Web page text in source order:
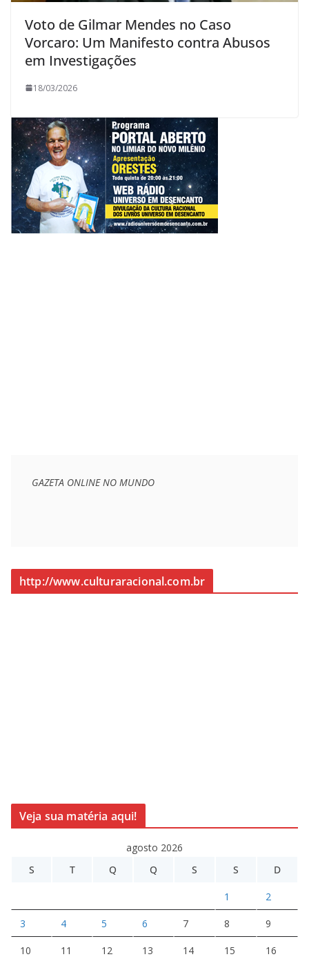
Voto de Gilmar Mendes no Caso
Vorcaro: Um Manifesto contra Abusos
em Investigações
18/03/2026
GAZETA ONLINE NO MUNDO
http://www.culturaracional.com.br
Veja sua matéria aqui!
agosto 2026
S
T Q Q S S D
1 2
3 4 5 6 7 8 9
10 11 12 13 14 15 16